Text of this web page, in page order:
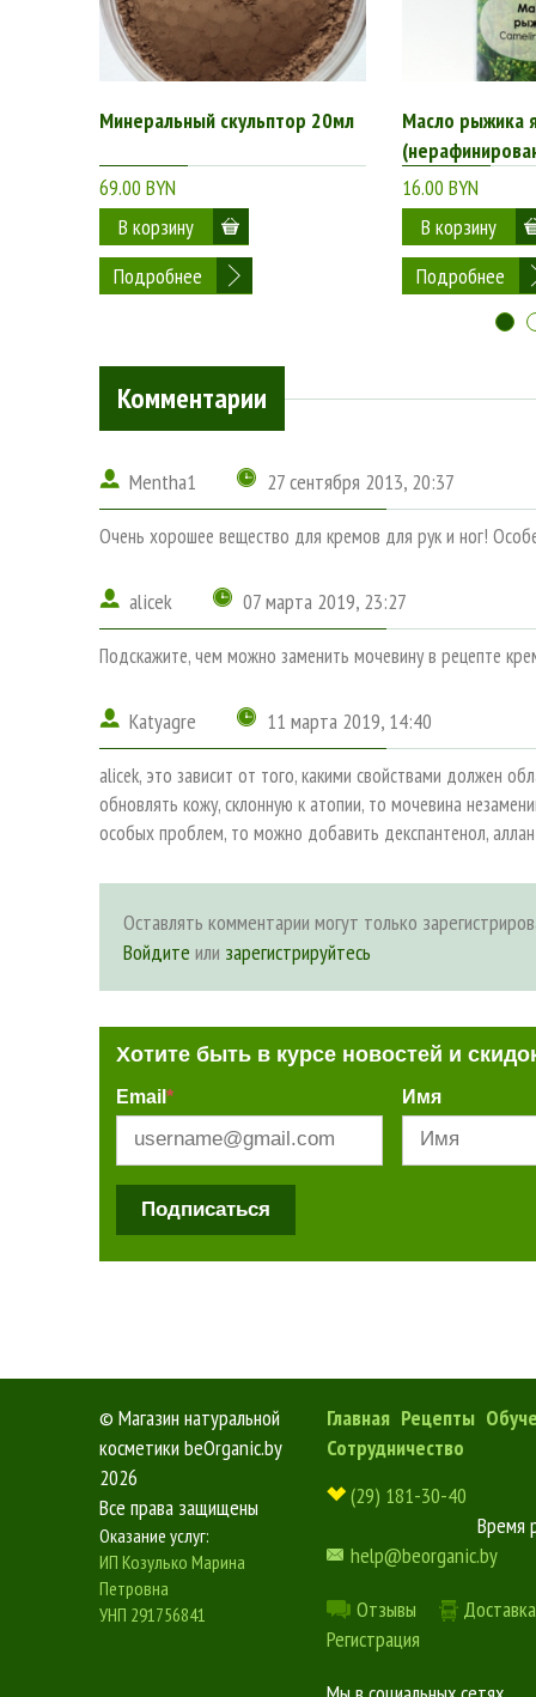
Минеральный скульптор 20мл
69.00 BYN
Подробнее
Масло рыжика
16.00 BYN
Подробнее
Комментарии
Mentha1 27 сентября 2013, 20:37
Очень хорошее вещество для кремов для рук и ног!
alicek 07 марта 2019, 23:27
Подскажите, чем можно заменить мочевину в рецепте
Katyagre 11 марта 2019, 14:40
alicek, это зависит от того, какими свойствами должен
обновлять кожу, склонную к атопии, то мочевина
особых проблем, то можно добавить декспантенол,
Оставлять комментарии могут только
Войдите или зарегистрируйтесь
Хотите быть в курсе новостей и
Email * Имя
Подписаться
© Магазин натуральной
косметики beOrganic.by
2026
Все права защищены
Оказание услуг:
ИП Козулько Марина
Петровна
УНП 291756841
Главная Рецепты
Сотрудничество
(29) 181-30-40
Время
help@beorganic.by
Отзывы
Регистрация